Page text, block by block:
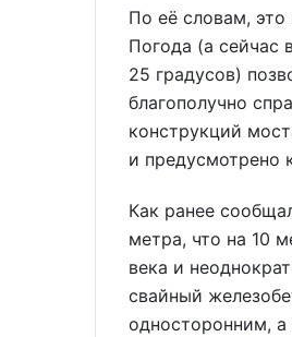
По её словам, это
Погода (а сейчас
25 градусов)
благополучно
конструкций
и предусмотрено
Как ранее
метра, что на 10
века и
свайный
односторонним,